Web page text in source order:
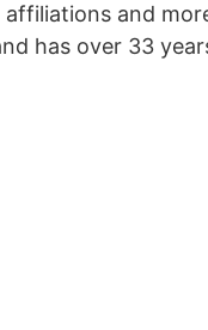
and
has over 33